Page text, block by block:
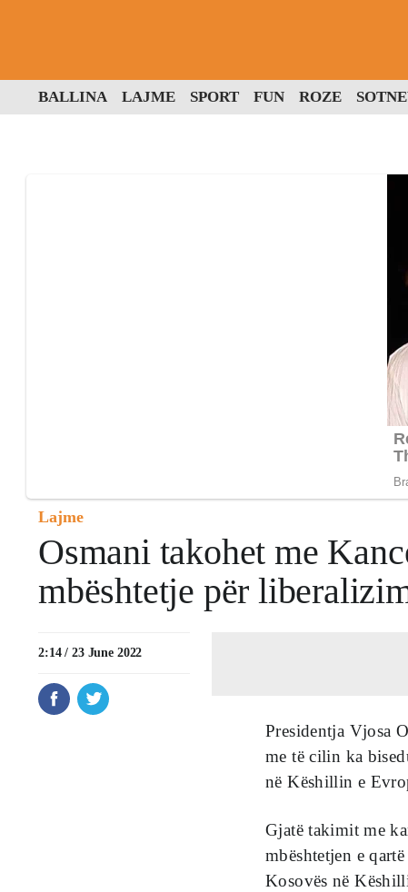
BALLINA LAJME SPORT FUN ROZE
Lajme
Osmani takohet me
mbështetje për
2:14 / 23 June 2022
Presidentja Vjosa
me të cilin ka
në Këshillin e
Gjatë takimit me
mbështetjen e
Kosovës në